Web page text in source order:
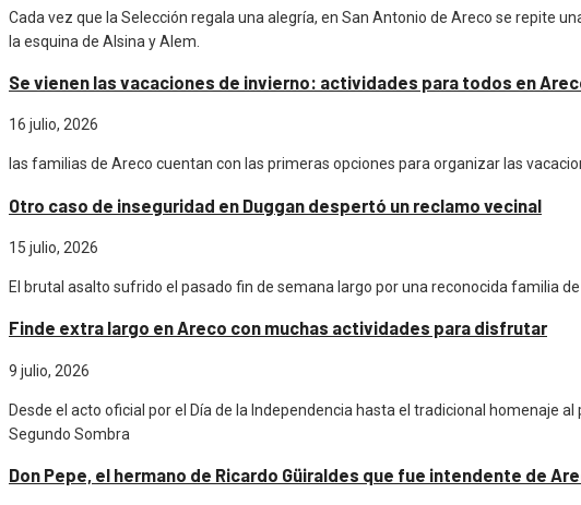
Cada vez que la Selección regala una alegría, en San Antonio de Areco se repite
la esquina de Alsina y Alem.
Se vienen las vacaciones de invierno: actividades para todos en
16 julio, 2026
las familias de Areco cuentan con las primeras opciones para organizar las
Otro caso de inseguridad en Duggan despertó un reclamo vecinal
15 julio, 2026
El brutal asalto sufrido el pasado fin de semana largo por una reconocida familia
Finde extra largo en Areco con muchas actividades para disfrutar
9 julio, 2026
Desde el acto oficial por el Día de la Independencia hasta el tradicional homenaje
Segundo Sombra
Don Pepe, el hermano de Ricardo Güiraldes que fue intendente de